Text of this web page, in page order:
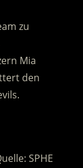
zu
Mia
den
SPHE